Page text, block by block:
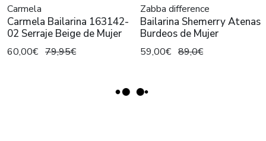
Carmela
Carmela Bailarina 163142-
02 Serraje Beige de Mujer
60,00€ 79,95€
Zabba difference
Bailarina Shemerry Atenas
Burdeos de Mujer
59,00€ 89,0€